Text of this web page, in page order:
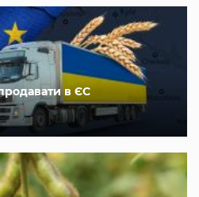
в ЄС